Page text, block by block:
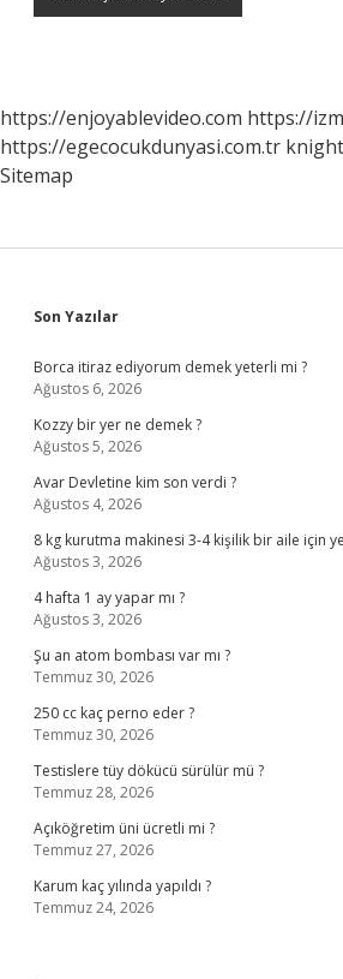
https://enjoyablevideo.com https://
https://egecocukdunyasi.com.tr
Sitemap
Sidebar
Son Yazılar
Borca itiraz ediyorum demek yeterli mi ?
Ağustos 6, 2026
Kozzy bir yer ne demek ?
Ağustos 5, 2026
Avar Devletine kim son verdi ?
Ağustos 4, 2026
8 kg kurutma makinesi 3-4 kişilik bir aile için
Ağustos 3, 2026
4 hafta 1 ay yapar mı ?
Ağustos 3, 2026
Şu an atom bombası var mı ?
Temmuz 30, 2026
250 cc kaç perno eder ?
Temmuz 30, 2026
Testislere tüy dökücü sürülür mü ?
Temmuz 28, 2026
Açıköğretim üni ücretli mi ?
Temmuz 27, 2026
Karum kaç yılında yapıldı ?
Temmuz 24, 2026